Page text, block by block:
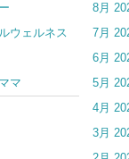
ウェルネス
マ
8月
7月
6月
5月
4月
3月